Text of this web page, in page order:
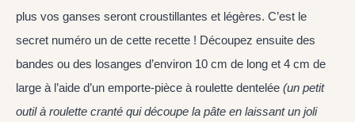
plus vos ganses seront croustillantes et légères. C’est le
secret numéro un de cette recette ! Découpez ensuite des
bandes ou des losanges d’environ 10 cm de long et 4 cm de
large à l’aide d’un emporte-pièce à roulette dentelée (un petit
outil à roulette cranté qui découpe la pâte en laissant un joli